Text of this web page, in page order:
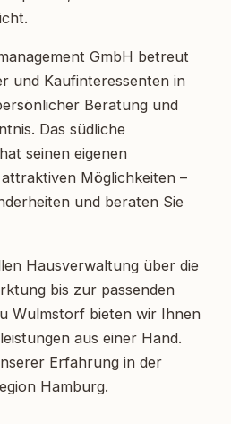
GmbH betreut
und Kaufinteressenten in
Beratung und
Das südliche
seinen eigenen
Möglichkeiten –
und beraten Sie
Hausverwaltung über die
bis zur passenden
Wulmstorf bieten wir Ihnen
aus einer Hand.
Erfahrung in der
Hamburg.